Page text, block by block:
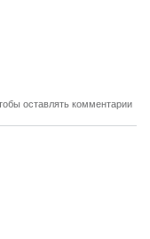
оставлять комментарии